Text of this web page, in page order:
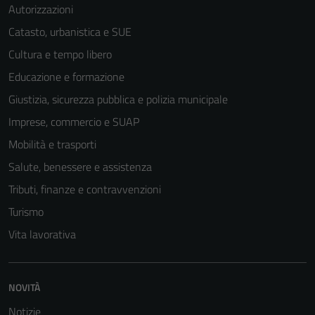
Autorizzazioni
Catasto, urbanistica e SUE
Cultura e tempo libero
Educazione e formazione
Giustizia, sicurezza pubblica e polizia municipale
Imprese, commercio e SUAP
Mobilità e trasporti
Salute, benessere e assistenza
Tributi, finanze e contravvenzioni
Turismo
Vita lavorativa
NOVITÀ
Notizie